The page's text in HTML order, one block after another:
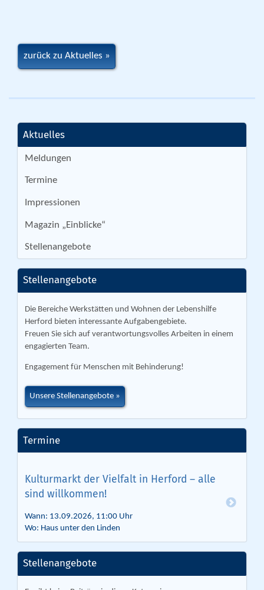
zurück zu Aktuelles
Aktuelles
Meldungen
Termine
Impressionen
Magazin „Einblicke“
Stellenangebote
Stellenangebote
Die Bereiche Werkstätten und Wohnen der Lebenshilfe
Herford bieten interessante Aufgabengebiete.
Freuen Sie sich auf verantwortungsvolles Arbeiten in einem
engagierten Team.
Engagement für Menschen mit Behinderung!
Unsere Stellenangebote
Termine
Kulturmarkt der Vielfalt in Herford – alle
sind willkommen!
Wann: 13.09.2026, 11:00 Uhr
Wo: Haus unter den Linden
Stellenangebote